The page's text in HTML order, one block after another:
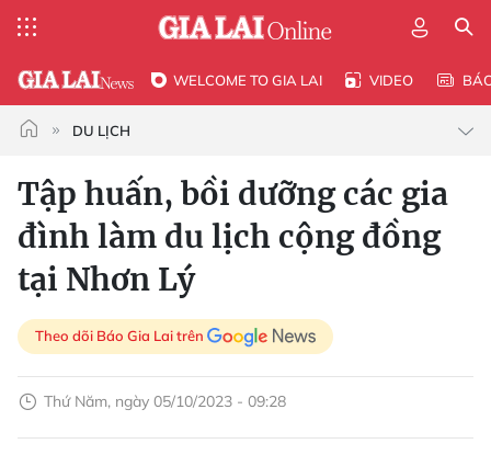
WELCOME TO GIA LAI VIDEO
DU LỊCH
Tập huấn, bồi dưỡng các gia
đình làm du lịch cộng đồng
tại Nhơn Lý
Theo dõi Báo Gia Lai trên
Thứ Năm, ngày 05/10/2023 - 09:28